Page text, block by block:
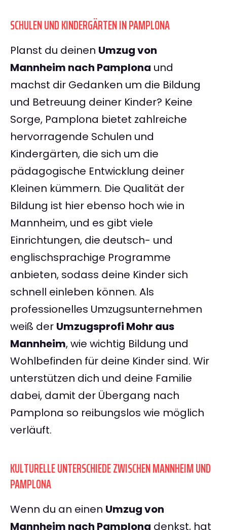
SCHULEN UND KINDERGÄRTEN IN PAMPLONA
Planst du deinen Umzug von
Mannheim nach Pamplona und
machst dir Gedanken um die Bildung
und Betreuung deiner Kinder? Keine
Sorge, Pamplona bietet zahlreiche
hervorragende Schulen und
Kindergärten, die sich um die
pädagogische Entwicklung deiner
Kleinen kümmern. Die Qualität der
Bildung ist hier ebenso hoch wie in
Mannheim, und es gibt viele
Einrichtungen, die deutsch- und
englischsprachige Programme
anbieten, sodass deine Kinder sich
schnell einleben können. Als
professionelles Umzugsunternehmen
weiß der Umzugsprofi Mohr aus
Mannheim, wie wichtig Bildung und
Wohlbefinden für deine Kinder sind. Wir
unterstützen dich und deine Familie
dabei, damit der Übergang nach
Pamplona so reibungslos wie möglich
verläuft.
KULTURELLE UNTERSCHIEDE ZWISCHEN MANNHEIM UND
PAMPLONA
Wenn du an einen Umzug von
Mannheim nach Pamplona denkst, hat